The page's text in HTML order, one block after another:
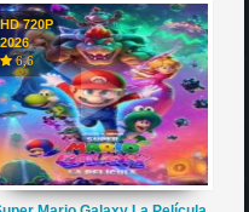
HD 720P
2026
6,6